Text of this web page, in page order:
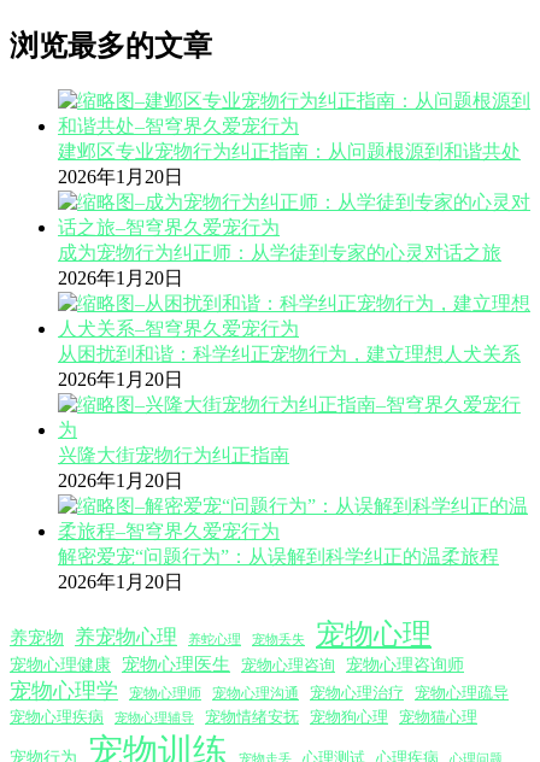
浏览最多的文章
建邺区专业宠物行为纠正指南：从问题根源到和谐共处
2026年1月20日
成为宠物行为纠正师：从学徒到专家的心灵对话之旅
2026年1月20日
从困扰到和谐：科学纠正宠物行为，建立理想人犬关系
2026年1月20日
兴隆大街宠物行为纠正指南
2026年1月20日
解密爱宠“问题行为”：从误解到科学纠正的温柔旅程
2026年1月20日
养宠物 养宠物心理 养蛇心理 宠物丢失 宠物心理
宠物心理健康 宠物心理医生 宠物心理咨询 宠物心理咨询师
宠物心理学 宠物心理师 宠物心理沟通 宠物心理治疗
宠物心理疏导
宠物心理疾病
宠物心理辅导 宠物情绪安抚 宠物狗心理 宠物猫心理
宠物行为 宠物训练 宠物走丢 心理测试 心理疾病 心理问题